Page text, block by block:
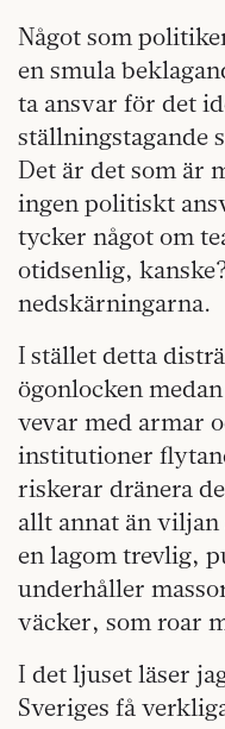
Något som
en smula
ta ansvar för det
ställningstagande
Det är det som är
ingen politiskt
tycker något om
otidsenlig,
nedskärningarna.
I stället detta
ögonlocken
vevar med armar
institutioner
riskerar dränera
allt annat än
en lagom trevlig,
underhåller
väcker, som roar
I det ljuset läser
Sveriges få